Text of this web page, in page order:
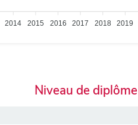
2014 2015 2016 2017 2018 2019
Niveau de diplôme